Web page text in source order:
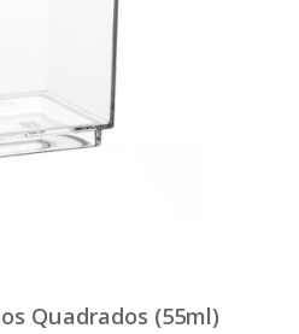
Quadrados (55ml)